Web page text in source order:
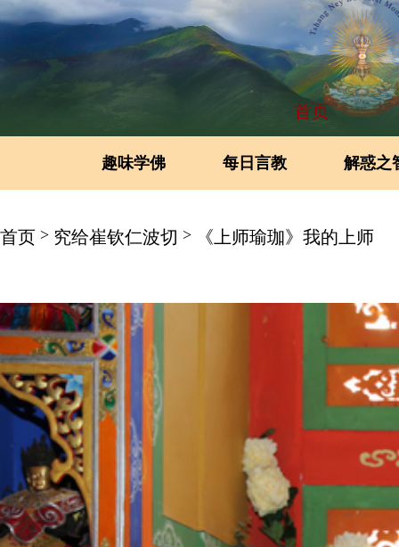
首页
趣味学佛 每日言教 解惑之
首页 > 究给崔钦仁波切 > 《上师瑜珈》我的上师